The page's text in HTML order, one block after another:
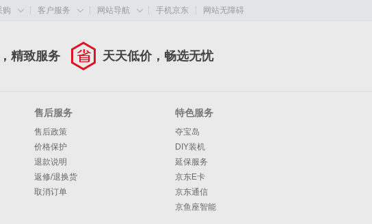
购  客户服务  网站导航  手机京东 网站无障碍
精致服务 天天低价，畅选无忧
售后服务
售后政策
价格保护
退款说明
返修/退换货
取消订单
特色服务
夺宝岛
DIY装机
延保服务
京东E卡
京东通信
京鱼座智能